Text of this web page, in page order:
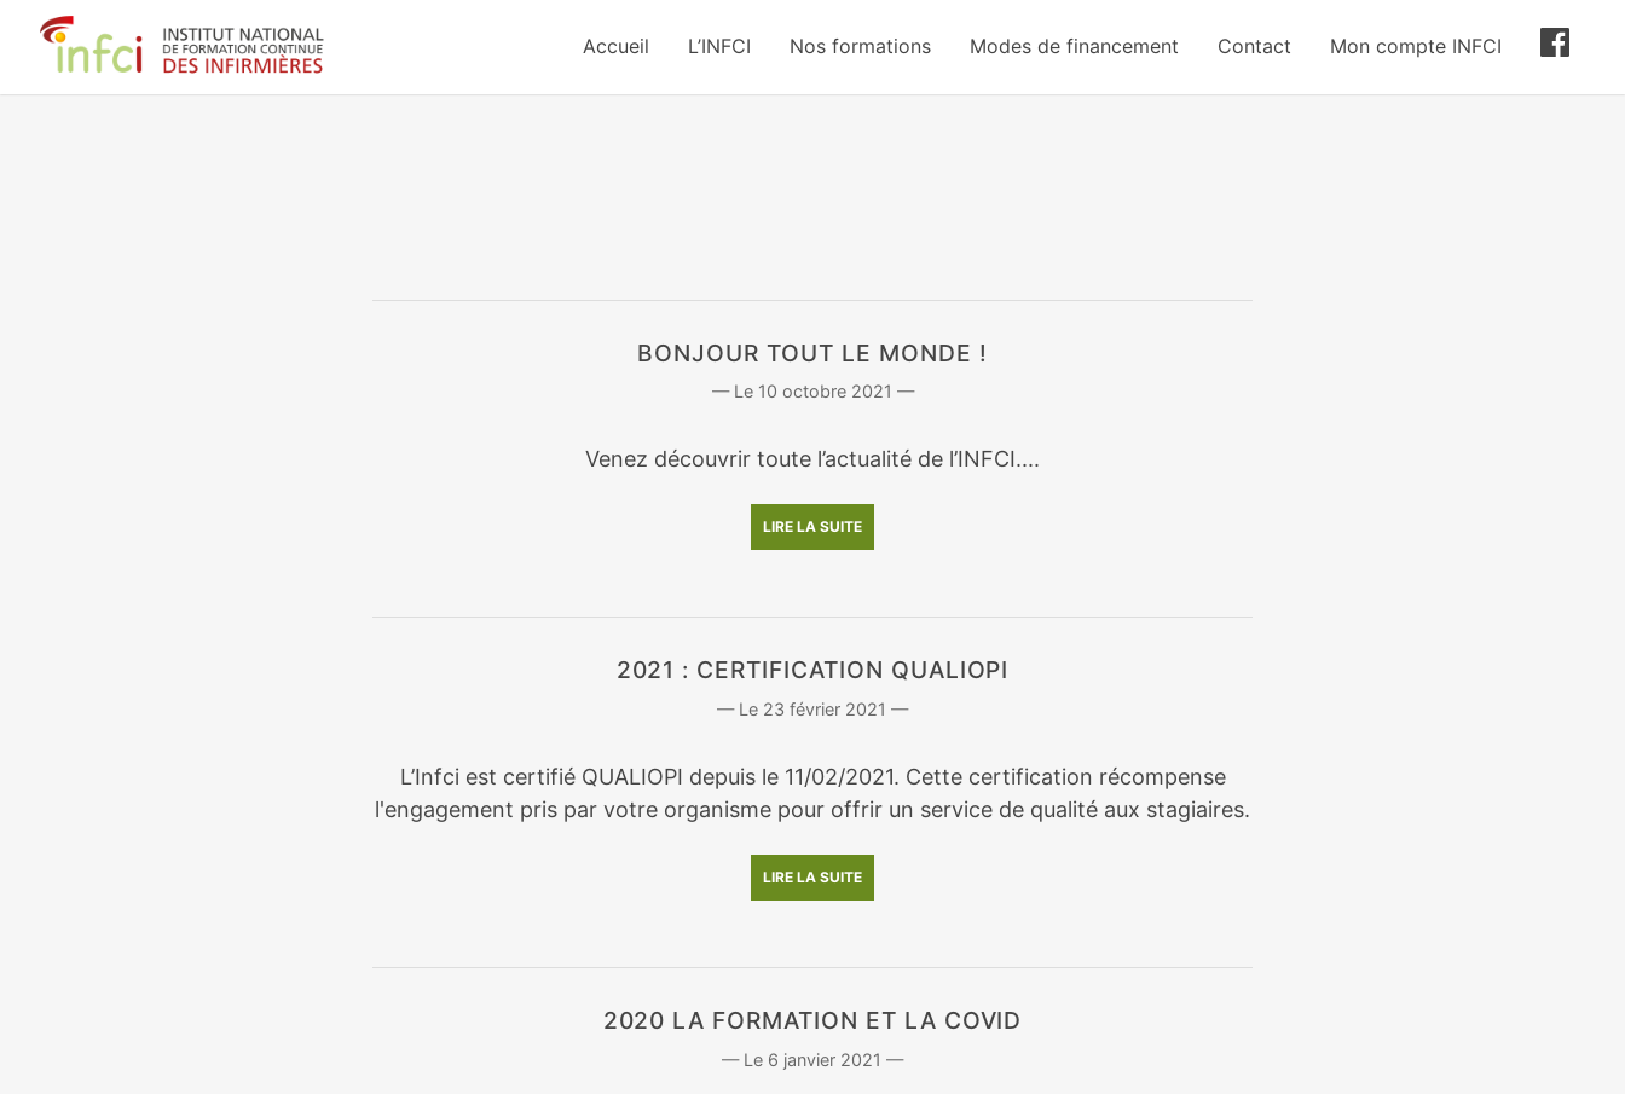
Accueil L’INFCI Nos formations Modes de financement Contact Mon compte INFCI
BONJOUR TOUT LE MONDE !
10 octobre 2021
Venez découvrir toute l’actualité de l’INFCI....
LIRE LA SUITE
2021 : CERTIFICATION QUALIOPI
23 février 2021
L’Infci est certifié QUALIOPI depuis le 11/02/2021. Cette certification récompense
l'engagement pris par votre organisme pour offrir un service de qualité aux stagiaires.
LIRE LA SUITE
2020 LA FORMATION ET LA COVID
6 janvier 2021